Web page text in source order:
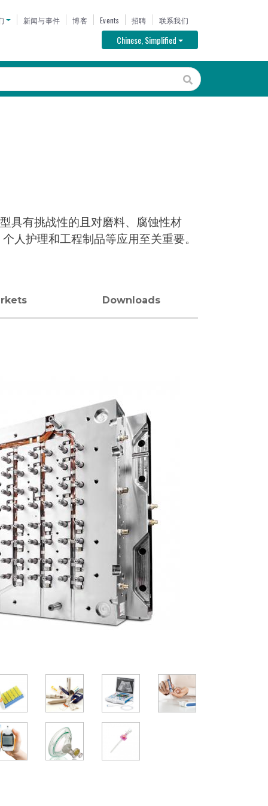
新闻与事件 博客 Events 招聘 联系我们
Chinese, SimplifiedToggle Dropdown
具有挑战性的且对磨料、腐蚀性材
人护理和工程制品等应用至关重要。
Downloads